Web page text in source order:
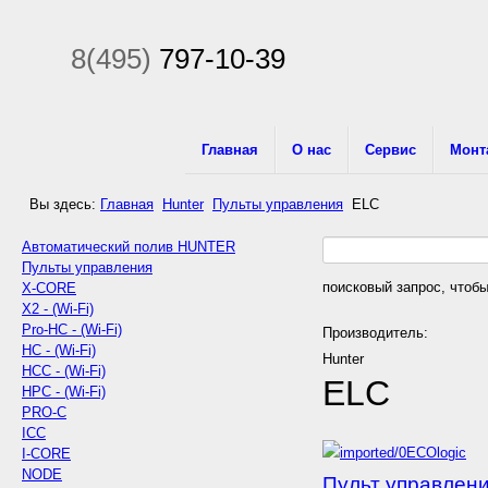
8(495) 797-10-39
Главная О нас Сервис
Вы здесь: Главная Hunter Пульты управления ELC
Автоматический полив HUNTER
Пульты управления
X-CORE
X2 - (Wi-Fi)
Pro-HC - (Wi-Fi)
HC - (Wi-Fi)
HCC - (Wi-Fi)
HPC - (Wi-Fi)
PRO-C
ICC
I-CORE
NODE
поисковый запрос,
Производитель:
Hunter
ELC